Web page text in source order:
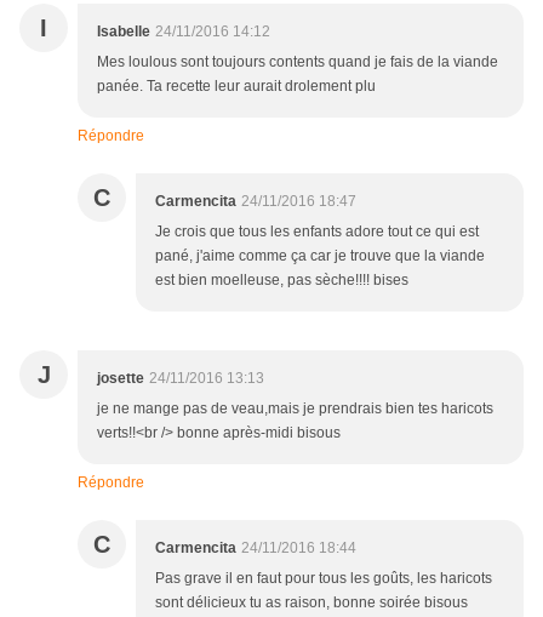
I Isabelle 24/11/2016 14:12
Mes loulous sont toujours contents quand je fais de la viande
panée. Ta recette leur aurait drolement plu
Répondre
C Carmencita 24/11/2016 18:47
Je crois que tous les enfants adore tout ce qui est
pané, j'aime comme ça car je trouve que la viande
est bien moelleuse, pas sèche!!!! bises
J josette 24/11/2016 13:13
je ne mange pas de veau,mais je prendrais bien tes haricots
verts!!<br /> bonne après-midi bisous
Répondre
C Carmencita 24/11/2016 18:44
Pas grave il en faut pour tous les goûts, les haricots
sont délicieux tu as raison, bonne soirée bisous